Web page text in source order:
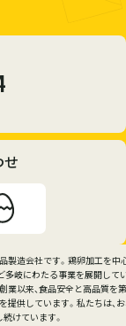
製造会社です。鶏卵加工を中
多岐にわたる事業を展開して
業以来、食品安全と高品質を
提供しています。私たちは、
けています。